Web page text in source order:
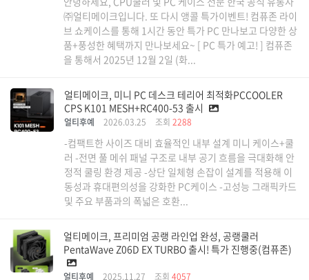
㈜얼티메이크입니다. 또 다시 앵콜 특가이벤트! 컴퓨존 라이
브 쇼케이스를 통해 1시간 동안 특가 PC 만나보고 다양한 상
품+풍성한 혜택까지 만나보세요~ [ PC 특가 예고! ] 컴퓨존
을 통해서 2025년 12월 2일 (화...
얼티메이크, 미니 PC 데스크 테리어 최적화PCCOOLER
CPS K101 MESH+RC400-53 출시
얼티후예 2026.03.25 조회 2288
-컴팩트한 사이즈 대비 효율적인 내부 설계 미니 케이스+쿨
러 -전면 풀 메쉬 패널 구조로 내부 공기 흐름을 극대화해 안
정적 쿨링 환경 제공 -상단 일체형 손잡이 설계를 적용해 이
동성과 휴대편의성을 강화한 PC케이스 -고성능 그래픽카드
및 주요 부품과의 폭넓은 호환...
얼티메이크, 프리미엄 공랭 라인업 완성, 공랭쿨러
PentaWave Z06D EX TURBO 출시! 특가 진행중(컴퓨존)
얼티후예 2025.11.27 조회 4057